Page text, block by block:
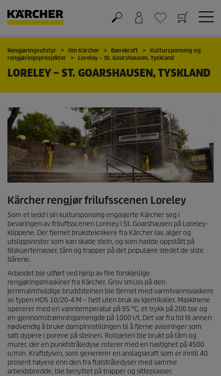
Handlekurv
Ønskeliste
Rengjøringsutstyr Om Kärcher Bærekraft
Kultursponsing og
rengjøringsprosjekter
Loreley – St. Goarshausen, Tyskland
LORELEY – ST. GOARSHAUSEN, TYSKLAND
Kärcher rengjør frilufsscenen Loreley
Som et ledd i sin kultursponsing engasjerte Kärcher seg i
bevaringen av friluftsscenen Loreley i St. Goarshausen på Loreley-
klippene. Der fjernet bruksteknikere fra Kärcher lav, alger og
utslippsrester som kan skade stein, og som hadde oppstått på
tilskuerterrasser, tårn og trapper på det populære stedet de siste
tiårene.
Arbeidet ble utført ved hjelp av fire forskjellige
rengjøringsmaskiner fra Kärcher. Grov smuss på den
jernmalmholdige bruddsteinen ble fjernet med varmtvannsvaskere
av typen HDS 10/20-4 M – helt uten bruk av kjemikalier. Maskinene
opererer med en vanntemperatur på 95 °C, et trykk på 200 bar og
en gjennomstrømningsmengde på 1000 l/t. Det var fra tid til annen
nødvendig å bruke dampinnstillingen til å fjerne avleiringer som
satt dypere i porene på steinen. Rotojeten ble brukt på tårn og
murer, der en punktstråledyse roterer med en hastighet på 4500
o/min. Kraftdysen, som genererer en anslagskraft som er inntil 40
prosent høyere enn den fra flatstråledyser med samme
arbeidsbredde, ble benyttet på trapper og sitteplasser.